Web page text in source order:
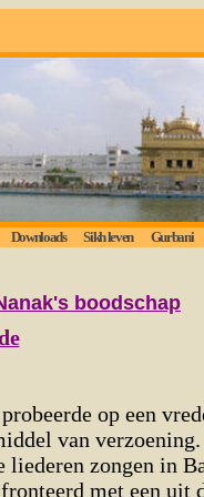
Downloads Sikh leven Gurbani
boodschap
op een
van
zongen in
met een uit